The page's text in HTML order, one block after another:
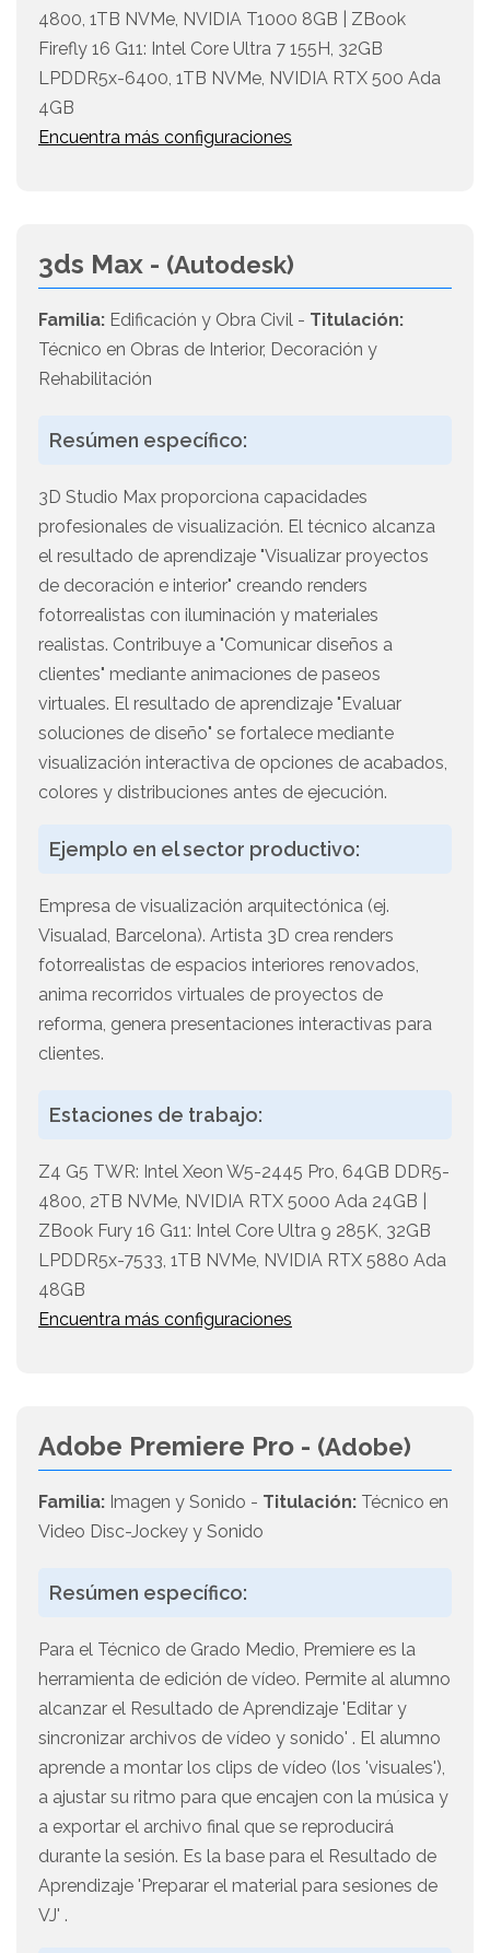
4800, 1TB NVMe, NVIDIA T1000 8GB | ZBook
Firefly 16 G11: Intel Core Ultra 7 155H, 32GB
LPDDR5x-6400, 1TB NVMe, NVIDIA RTX 500 Ada
4GB
Encuentra más configuraciones
3ds Max - (Autodesk)
Familia: Edificación y Obra Civil - Titulación:
Técnico en Obras de Interior, Decoración y
Rehabilitación
Resúmen específico:
3D Studio Max proporciona capacidades
profesionales de visualización. El técnico alcanza
el resultado de aprendizaje "Visualizar proyectos
de decoración e interior" creando renders
fotorrealistas con iluminación y materiales
realistas. Contribuye a "Comunicar diseños a
clientes" mediante animaciones de paseos
virtuales. El resultado de aprendizaje "Evaluar
soluciones de diseño" se fortalece mediante
visualización interactiva de opciones de acabados,
colores y distribuciones antes de ejecución.
Ejemplo en el sector productivo:
Empresa de visualización arquitectónica (ej.
Visualad, Barcelona). Artista 3D crea renders
fotorrealistas de espacios interiores renovados,
anima recorridos virtuales de proyectos de
reforma, genera presentaciones interactivas para
clientes.
Estaciones de trabajo:
Z4 G5 TWR: Intel Xeon W5-2445 Pro, 64GB DDR5-
4800, 2TB NVMe, NVIDIA RTX 5000 Ada 24GB |
ZBook Fury 16 G11: Intel Core Ultra 9 285K, 32GB
LPDDR5x-7533, 1TB NVMe, NVIDIA RTX 5880 Ada
48GB
Encuentra más configuraciones
Adobe Premiere Pro - (Adobe)
Familia: Imagen y Sonido - Titulación: Técnico en
Video Disc-Jockey y Sonido
Resúmen específico:
Para el Técnico de Grado Medio, Premiere es la
herramienta de edición de vídeo. Permite al alumno
alcanzar el Resultado de Aprendizaje 'Editar y
sincronizar archivos de vídeo y sonido' . El alumno
aprende a montar los clips de vídeo (los 'visuales'),
a ajustar su ritmo para que encajen con la música y
a exportar el archivo final que se reproducirá
durante la sesión. Es la base para el Resultado de
Aprendizaje 'Preparar el material para sesiones de
VJ' .